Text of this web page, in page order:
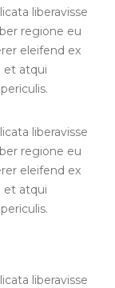
liberavisse
regione eu
eleifend ex
et atqui
liberavisse
regione eu
eleifend ex
et atqui
liberavisse